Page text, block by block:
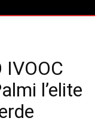
IVOOC
l’elite